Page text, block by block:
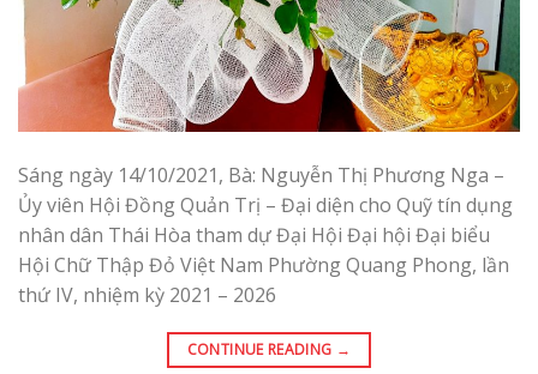
Sáng ngày 14/10/2021, Bà: Nguyễn Thị Phương Nga –
Ủy viên Hội Đồng Quản Trị – Đại diện cho Quỹ tín dụng
nhân dân Thái Hòa tham dự Đại Hội Đại hội Đại biểu
Hội Chữ Thập Đỏ Việt Nam Phường Quang Phong, lần
thứ IV, nhiệm kỳ 2021 – 2026
CONTINUE READING →